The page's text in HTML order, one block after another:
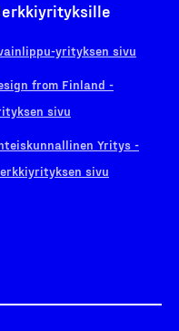
yrityksen sivu
from Finland -
sivu
Yritys -
sivu